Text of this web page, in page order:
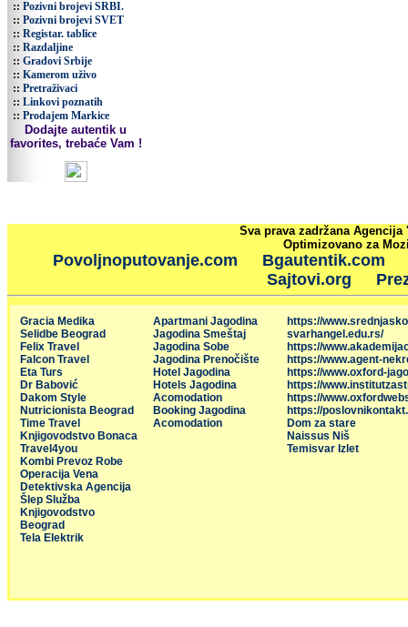
:: Pozivni brojevi SRBI.
:: Pozivni brojevi SVET
:: Registar. tablice
:: Razdaljine
:: Gradovi Srbije
:: Kamerom uživo
:: Pretraživaci
:: Linkovi poznatih
:: Prodajem Markice
Dodajte autentik u
favorites, trebaće Vam !
Sva prava zadržana
Optimizovano za
Povoljnoputovanje.com
Bgautentik.com
Sajtovi.org
Gracia Medika
Selidbe Beograd
Felix Travel
Falcon Travel
Eta Turs
Dr Babović
Dakom Style
Nutricionista Beograd
Time Travel
Knjigovodstvo Bonaca
Travel4you
Kombi Prevoz Robe
Operacija Vena
Detektivska Agencija
Šlep Služba
Knjigovodstvo
Beograd
Tela Elektrik
Apartmani Jagodina
Jagodina Smeštaj
Jagodina Sobe
Jagodina Prenočište
Hotel Jagodina
Hotels Jagodina
Acomodation
Booking Jagodina
Acomodation
https://
svarhangel.edu.rs/
https://
https://www.agent-
https://www.oxford-
https://
https://
https://
Dom za stare
Naissus Niš
Temisvar Izlet